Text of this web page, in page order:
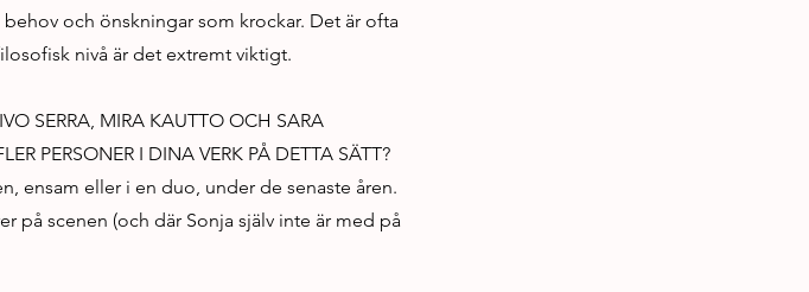
och önskningar som krockar. Det är ofta
nivå är det extremt viktigt.
SERRA, MIRA KAUTTO OCH SARA
PERSONER I DINA VERK PÅ DETTA SÄTT?
ensam eller i en duo, under de senaste åren.
på scenen (och där Sonja själv inte är med på